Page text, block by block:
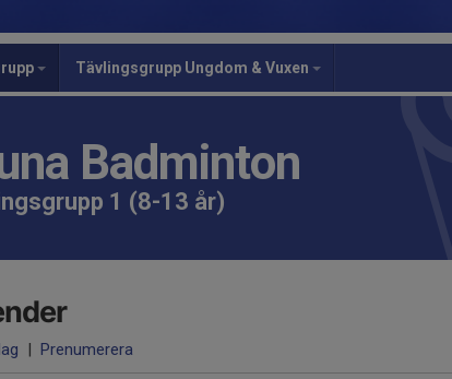
Tävlingsgrupp Ungdom & Vuxen
Badminton
1 (8-13 år)
| Prenumerera